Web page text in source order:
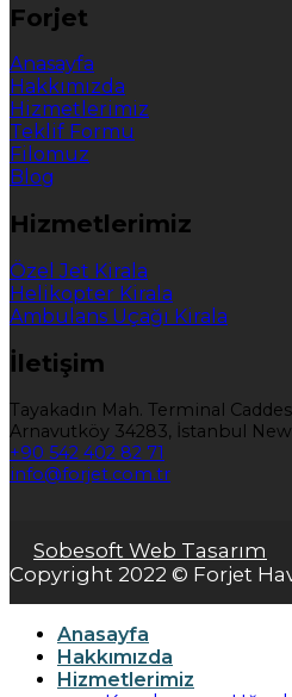
Forjet
Anasayfa
Hakkımızda
Hizmetlerimiz
Teklif Formu
Filomuz
Blog
Hizmetlerimiz
Özel Jet Kirala
Helikopter Kirala
Ambulans Uçağı Kirala
İletişim
Tayakadın Mah. Terminal
Arnavutköy 34283, İstanbul
+90 542 402 82 71
info@forjet.com.tr
Sobesoft Web Tasarım
Copyright 2022 © Forjet
Anasayfa
Hakkımızda
Hizmetlerimiz